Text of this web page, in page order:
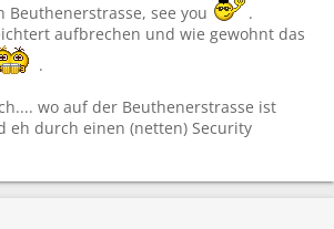
Beuthenerstrasse, see you
.
aufbrechen und wie gewohnt das
.
wo auf der Beuthenerstrasse ist
eh durch einen (netten) Security